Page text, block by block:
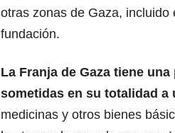
otras zonas de Gaza, incluido
fundación.
La Franja de Gaza tiene
sometidas en su totalidad a
medicinas y otros bienes